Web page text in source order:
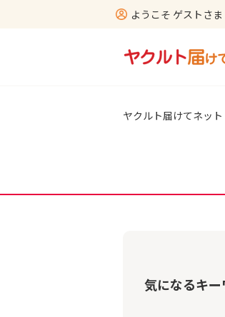
ようこそ ゲストさま
ヤクルト届けてネット
気になるキ